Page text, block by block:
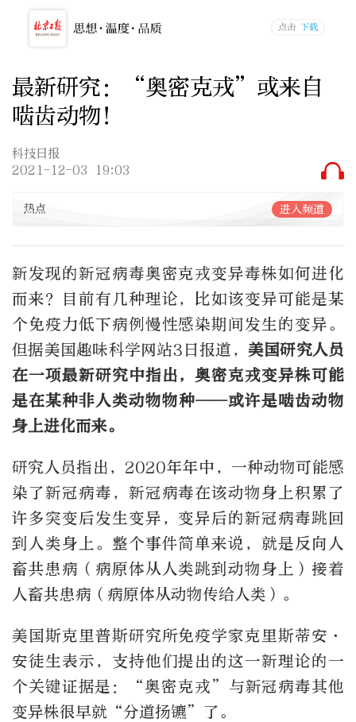
最新研究：“奥密克戎”或来自
啮齿动物！
科技日报
2021-12-03 19:03
热点 进入频道
新发现的新冠病毒奥密克戎变异毒株如何进化
而来？目前有几种理论，比如该变异可能是某
个免疫力低下病例慢性感染期间发生的变异。
但据美国趣味科学网站3日报道， 美国研究人员
在一项最新研究中指出，奥密克戎变异株可能
是在某种非人类动物物种——或许是啮齿动物
身上进化而来。
研究人员指出，2020年年中，一种动物可能感
染了新冠病毒，新冠病毒在该动物身上积累了
许多突变后发生变异，变异后的新冠病毒跳回
到人类身上。整个事件简单来说，就是反向人
畜共患病（病原体从人类跳到动物身上）接着
人畜共患病（病原体从动物传给人类）。
美国斯克里普斯研究所免疫学家克里斯蒂安·
安徒生表示，支持他们提出的这一新理论的一
个关键证据是：“奥密克戎”与新冠病毒其他
变异株很早就“分道扬镳”了。